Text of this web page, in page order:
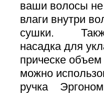
ваши волосы не
влаги внутри
сушки. Также
насадка для
прическе
можно
ручка